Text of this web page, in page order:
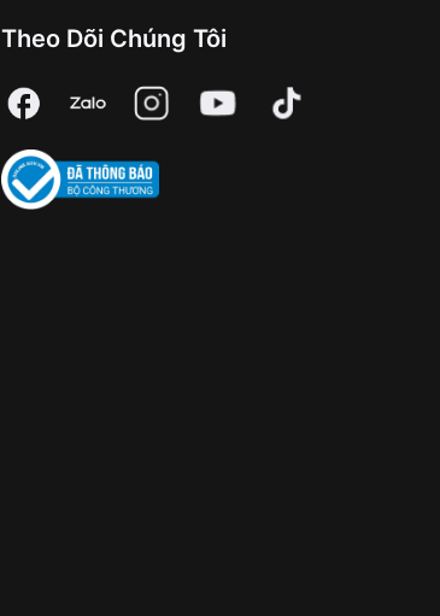
Theo Dõi Chúng Tôi